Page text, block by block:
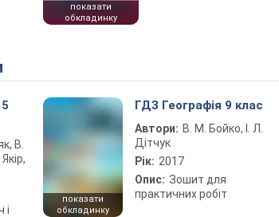
показати
обкладинку
В.
і
показати
обкладинку
ГДЗ Географія 9 клас
Автори: В. М. Бойко, І. Л.
Дітчук
Рік: 2017
Опис: Зошит для
практичних робіт